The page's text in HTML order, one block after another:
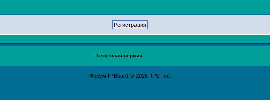
Текстовая версия
Форум IP.Board © 2026 IPS, Inc